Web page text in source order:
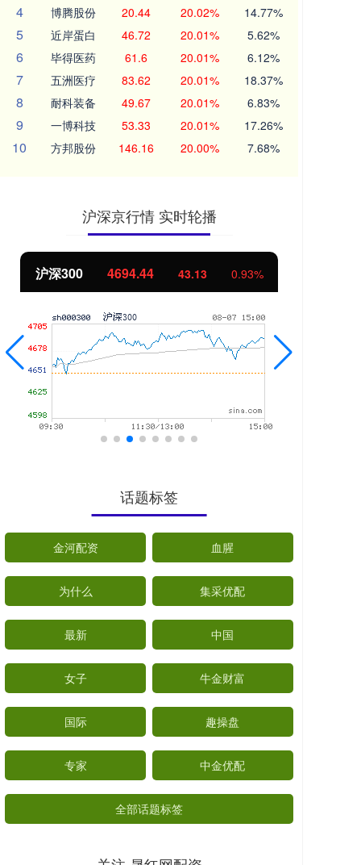
4 博腾股份 20.44 20.02% 14.77%
5 近岸蛋白 46.72 20.01% 5.62%
6 毕得医药 61.6 20.01% 6.12%
7 五洲医疗 83.62 20.01% 18.37%
8 耐科装备 49.67 20.01% 6.83%
9 一博科技 53.33 20.01% 17.26%
10 方邦股份 146.16 20.00% 7.68%
沪深京行情 实时轮播
0.93% 北证50 1134.24 11.37
话题标签
金河配资 血腥
为什么 集采优配
最新 中国
女子 牛金财富
国际 趣操盘
专家 中金优配
全部话题标签